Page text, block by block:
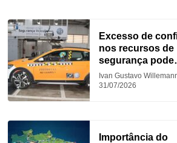
Excesso de
nos recursos de
segurança pode
aumentar
Ivan Gustavo
31/07/2026
Importância do